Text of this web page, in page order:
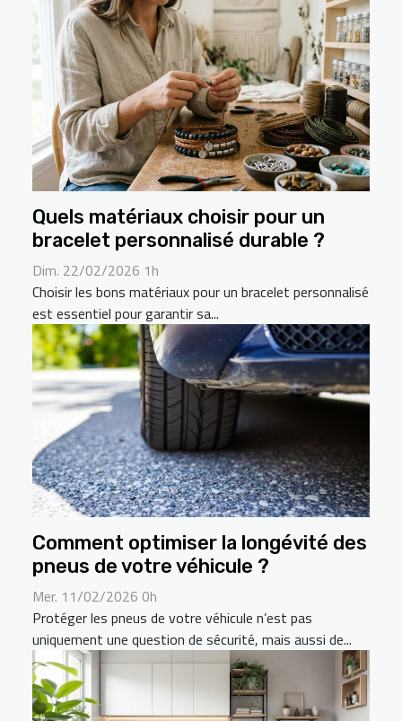
Quels matériaux choisir pour un
bracelet personnalisé durable ?
Dim. 22/02/2026 1h
Choisir les bons matériaux pour un bracelet personnalisé
est essentiel pour garantir sa...
Comment optimiser la longévité des
pneus de votre véhicule ?
Mer. 11/02/2026 0h
Protéger les pneus de votre véhicule n’est pas
uniquement une question de sécurité, mais aussi de...